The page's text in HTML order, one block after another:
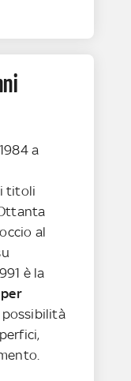
a
i titoli
al
è la